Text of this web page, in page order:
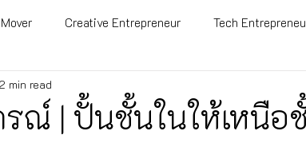
Creative Entrepreneur Tech
NIA 100 Faces 2022
ณ์ | ปั้นชั้นในให้เหนือ
2 min read